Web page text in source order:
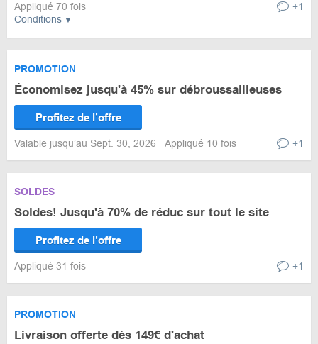
Conditions
Appliqué 70 fois +1
PROMOTION
Économisez jusqu'à 45% sur débroussailleuses
Profitez de l’offre
Valable jusqu’au Sept. 30, 2026 Appliqué 10 fois +1
SOLDES
Soldes! Jusqu'à 70% de réduc sur tout le site
Profitez de l’offre
Appliqué 31 fois +1
PROMOTION
Livraison offerte dès 149€ d'achat